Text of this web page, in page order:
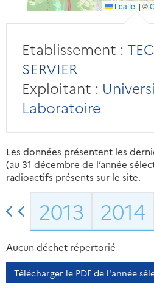
Leaflet | ©
Etablissement :
SERVIER
Exploitant :
Laboratoire
Les données présentent les
(au 31 décembre de l’année
radioactifs présents sur le site.
2013 2014
Aucun déchet répertorié
Télécharger le PDF de l'année